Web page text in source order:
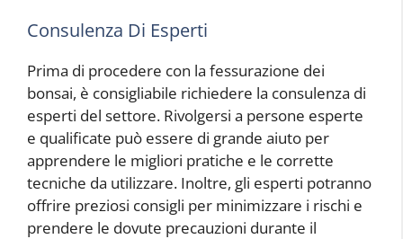
Consulenza Di Esperti
Prima di procedere con la fessurazione dei
bonsai, è consigliabile richiedere la consulenza di
esperti del settore. Rivolgersi a persone esperte
e qualificate può essere di grande aiuto per
apprendere le migliori pratiche e le corrette
tecniche da utilizzare. Inoltre, gli esperti potranno
offrire preziosi consigli per minimizzare i rischi e
prendere le dovute precauzioni durante il